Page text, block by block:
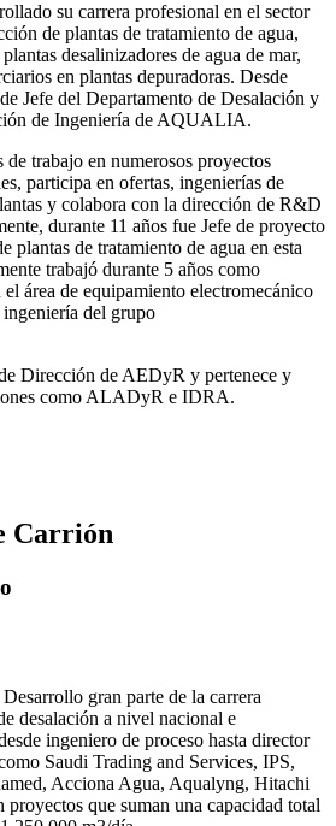
su carrera profesional en el sector
de plantas de tratamiento de agua,
desalinizadores de agua de mar,
en plantas depuradoras. Desde
Jefe del Departamento de Desalación y
de Ingeniería de AQUALIA.
trabajo en numerosos proyectos
participa en ofertas, ingenierías de
y colabora con la dirección de R&D
durante 11 años fue Jefe de proyecto
plantas de tratamiento de agua en esta
trabajó durante 5 años como
área de equipamiento electromecánico
del grupo
Dirección de AEDyR y pertenece y
como ALADyR e IDRA.
Carrión
gran parte de la carrera
desalación a nivel nacional e
ingeniero de proceso hasta director
Saudi Trading and Services, IPS,
Acciona Agua, Aqualyng, Hitachi
proyectos que suman una capacidad total